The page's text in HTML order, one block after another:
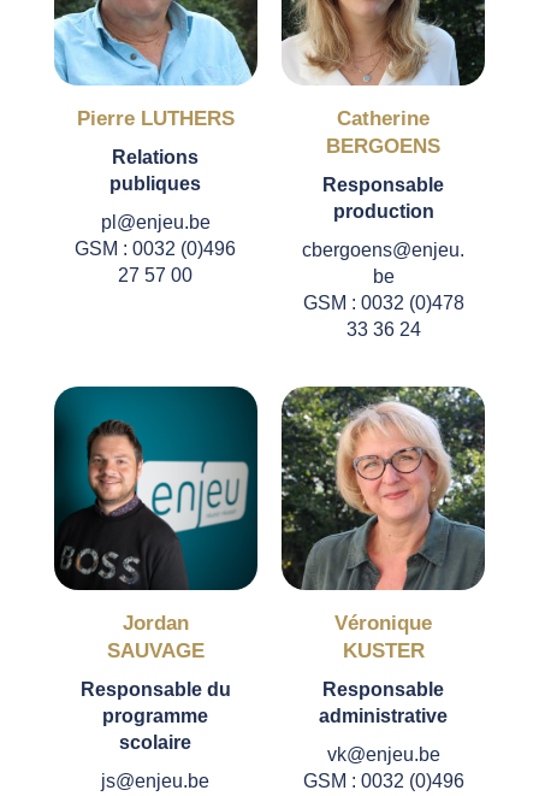
Pierre LUTHERS
Relations
publiques
pl@enjeu.be
GSM : 0032 (0)496
27 57 00
Catherine
BERGOENS
Responsable
production
cbergoens@enjeu.
be
GSM : 0032 (0)478
33 36 24
Jordan
SAUVAGE
Responsable du
programme
scolaire
js@enjeu.be
Véronique
KUSTER
Responsable
administrative
vk@enjeu.be
GSM : 0032 (0)496